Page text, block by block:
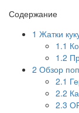
Содержание
1 Жатки
1.1
1.2
2 Обзор
2.1
2.2
2.3